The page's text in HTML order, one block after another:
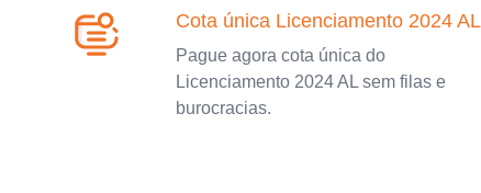
Cota única Licenciamento 2024 AL
Pague agora cota única do
Licenciamento 2024 AL sem filas e
burocracias.